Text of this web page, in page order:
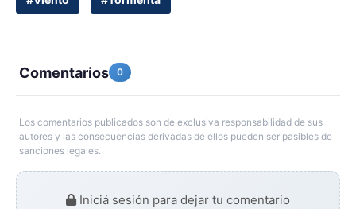
Comentarios 0
Los comentarios publicados son de exclusiva responsabilidad de sus
autores y las consecuencias derivadas de ellos pueden ser pasibles de
sanciones legales.
Iniciá sesión para dejar tu comentario